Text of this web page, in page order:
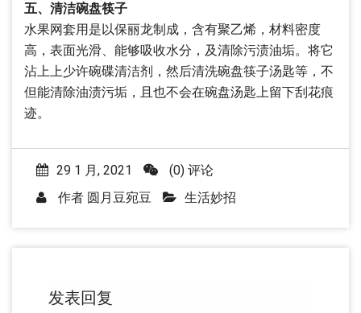
五、清洁碗盘筷子
水果网套用是以保丽龙制成，含有聚乙烯，材料密度
高，表面光滑、能够吸收水分，及清除污渍油垢。将它
沾上上少许碗碟清洁剂，然后清洗碗盘筷子汤匙等，不
但能清除油渍污垢，且也不会在碗盘汤匙上留下刮花痕
迹。
29 1 月, 2021
(0) 评论
作者 圆月豆宛豆 生活妙招
发表回复